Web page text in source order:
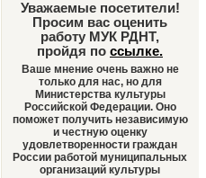
Уважаемые посетители!
Просим вас оценить
работу МУК РДНТ,
пройдя по ссылке.
Ваше мнение очень важно не
только для нас, но для
Министерства культуры
Российской Федерации. Оно
поможет получить независимую
и честную оценку
удовлетворенности граждан
России работой муниципальных
организаций культуры